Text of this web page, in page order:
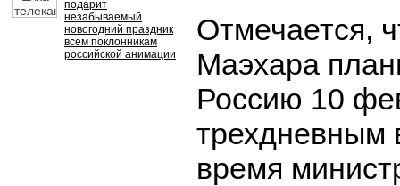
подарит
незабываемый
новогодний праздник
всем поклонникам
российской анимации
Отмечается,
Маэхара
Россию 10
трехдневным
время